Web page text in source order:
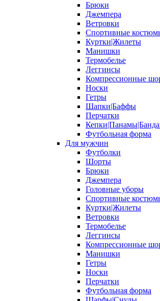
Брюки
Джемпера
Ветровки
Спортивные
Куртки|Жилеты
Манишки
Термобелье
Леггинсы
Компрессионные
Носки
Гетры
Шапки|Баффы
Перчатки
Футбольная форма
Для мужчин
Футболки
Шорты
Брюки
Джемпера
Головные уборы
Спортивные
Куртки|Жилеты
Ветровки
Термобелье
Леггинсы
Компрессионные
Манишки
Гетры
Носки
Перчатки
Футбольная форма